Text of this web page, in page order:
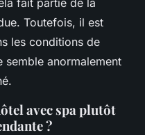
Toutefois, il est
les conditions de
semble anormalement
avec spa plutôt
?